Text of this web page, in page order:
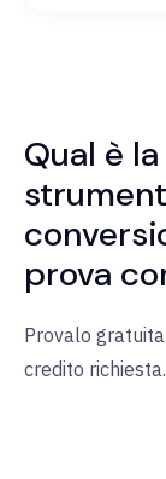
Qual è
prova
Provalo
credito richiesta.